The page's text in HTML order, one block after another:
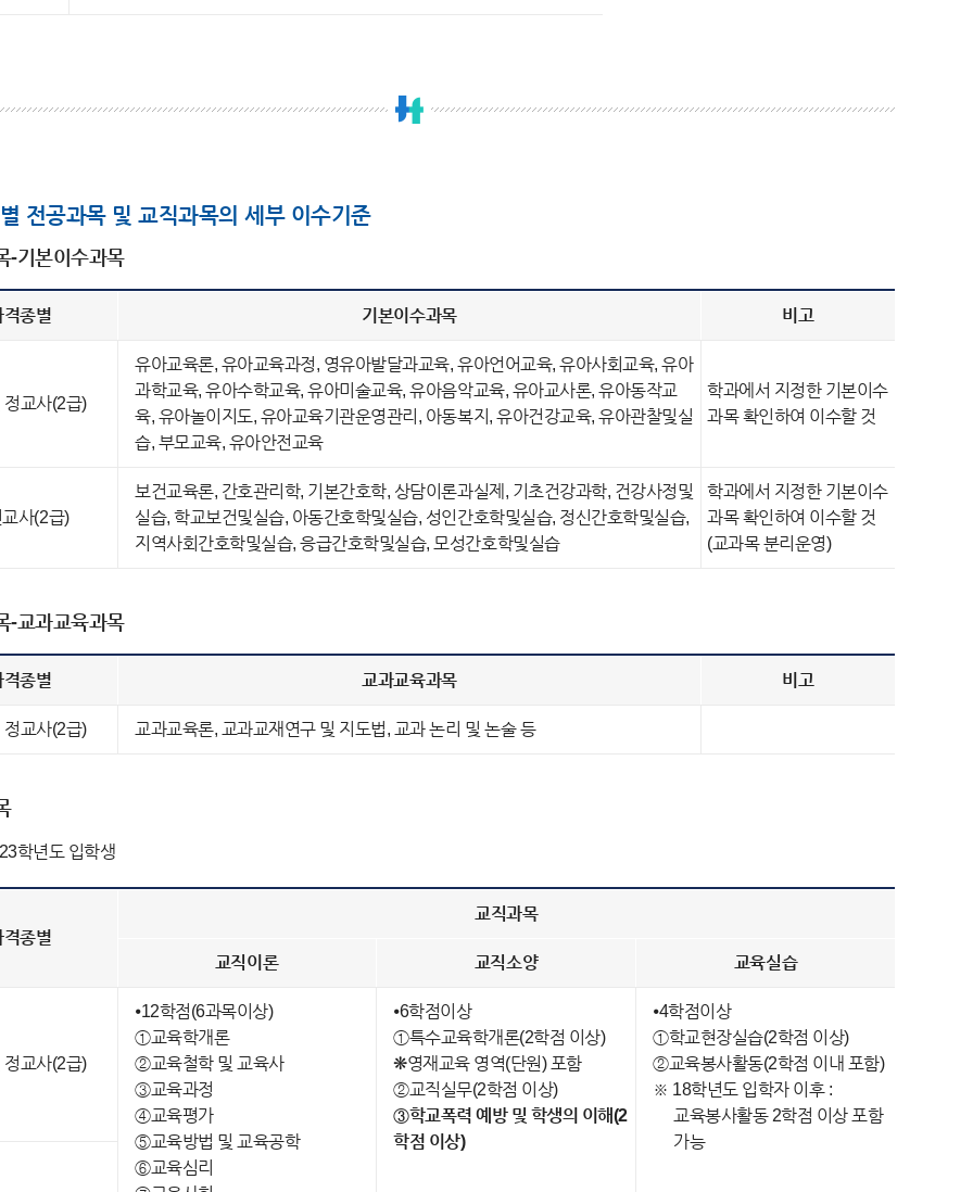
전공과목 및 교직과목의 세부 이수기준
-기본이수과목
격종별 기본이수과목 비고
정교사(2급)
유아교육론, 유아교육과정, 영유아발달과교육, 유아언어교육, 유아사회교육, 유아
과학교육, 유아수학교육, 유아미술교육, 유아음악교육, 유아교사론, 유아동작교
육, 유아놀이지도, 유아교육기관운영관리, 아동복지, 유아건강교육, 유아관찰및실
습, 부모교육, 유아안전교육
학과에서 지정한 기본이수
과목 확인하여 이수할 것
교사(2급)
보건교육론, 간호관리학, 기본간호학, 상담이론과실제, 기초건강과학, 건강사정및
실습, 학교보건및실습, 아동간호학및실습, 성인간호학및실습, 정신간호학및실습,
지역사회간호학및실습, 응급간호학및실습, 모성간호학및실습
학과에서 지정한 기본이수
과목 확인하여 이수할 것
(교과목 분리운영)
-교과교육과목
격종별 교과교육과목 비고
정교사(2급) 교과교육론, 교과교재연구 및 지도법, 교과 논리 및 논술 등
학년도 입학생
격종별
교직과목
교직이론 교직소양 교육실습
정교사(2급)
⦁12학점(6과목이상)
①교육학개론
②교육철학 및 교육사
③교육과정
④교육평가
⑤교육방법 및 교육공학
⑥교육심리
⦁6학점이상
①특수교육학개론(2학점 이상)
❋영재교육 영역(단원) 포함
②교직실무(2학점 이상)
③학교폭력 예방 및 학생의 이해(2
학점 이상)
⦁4학점이상
①학교현장실습(2학점 이상)
②교육봉사활동(2학점 이내 포함)
※ 18학년도 입학자 이후 :
교육봉사활동 2학점 이상 포함
가능